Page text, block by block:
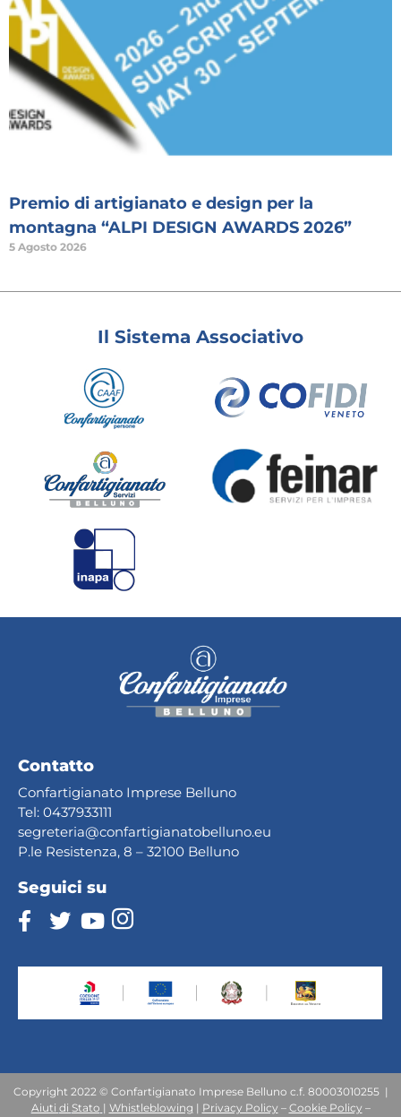
Premio di artigianato e design per la
montagna “ALPI DESIGN AWARDS 2026”
5 Agosto 2026
Il Sistema Associativo
Contatto
Confartigianato Imprese Belluno
Tel: 0437933111
segreteria@confartigianatobelluno.eu
P.le Resistenza, 8 – 32100 Belluno
Seguici su
Copyright 2022 © Confartigianato Imprese Belluno c.f. 80003010255 |
Aiuti di Stato | Whistleblowing | Privacy Policy – Cookie Policy –